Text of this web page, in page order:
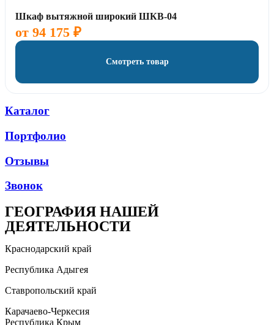
Шкаф вытяжной широкий ШКВ-04
от 94 175 ₽
Смотреть товар
Каталог
Портфолио
Отзывы
Звонок
ГЕОГРАФИЯ НАШЕЙ
ДЕЯТЕЛЬНОСТИ
Краснодарский край
Республика Адыгея
Ставропольский край
Карачаево-Черкесия
Республика Крым